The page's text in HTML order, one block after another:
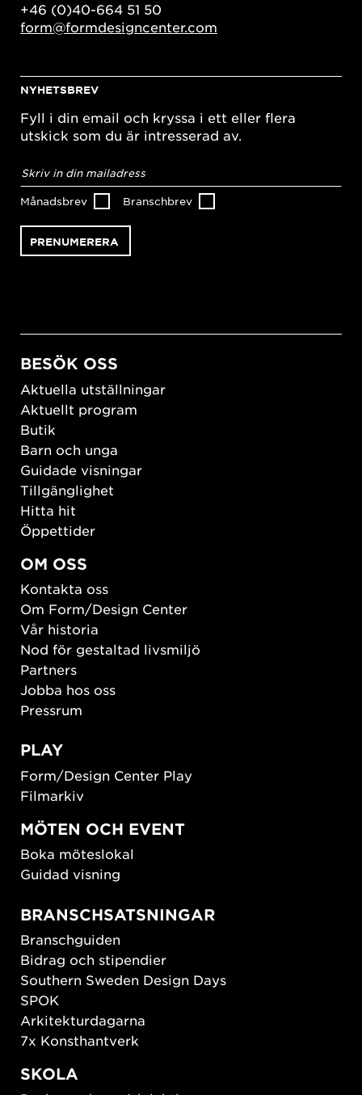
+46 (0)40-664 51 50
form@formdesigncenter.com
NYHETSBREV
Fyll i din email och kryssa i ett eller flera
utskick som du är intresserad av.
postadress*
Månadsbrev Branschbrev
BESÖK OSS
Aktuella utställningar
Aktuellt program
Butik
Barn och unga
Guidade visningar
Tillgänglighet
Hitta hit
Öppettider
OM OSS
Kontakta oss
Om Form/Design Center
Vår historia
Nod för gestaltad livsmiljö
Partners
Jobba hos oss
Pressrum
PLAY
Form/Design Center Play
Filmarkiv
MÖTEN OCH EVENT
Boka möteslokal
Guidad visning
BRANSCHSATSNINGAR
Branschguiden
Bidrag och stipendier
Southern Sweden Design Days
SPOK
Arkitekturdagarna
7x Konsthantverk
SKOLA